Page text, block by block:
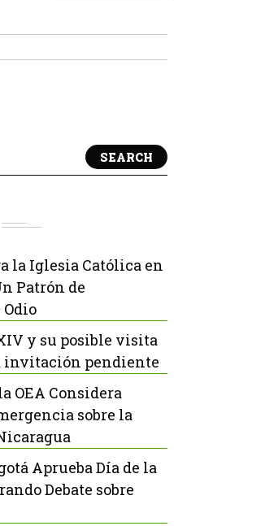
SEARCH
la Iglesia Católica en
Patrón de
y su posible visita
invitación pendiente
OEA Considera
sobre la
Aprueba Día de la
Debate sobre